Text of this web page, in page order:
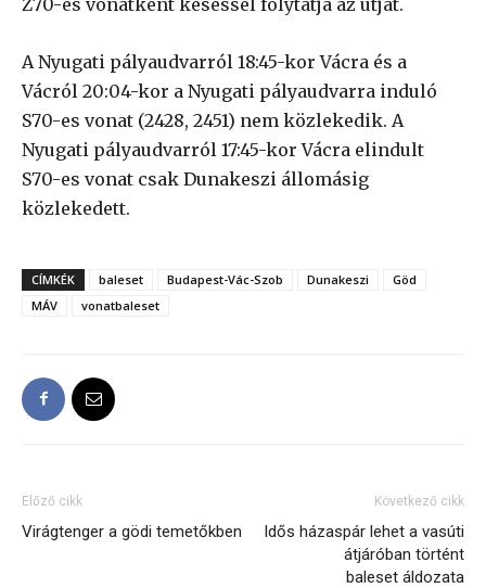
A Nyugati pályaudvarról 18:45-kor Vácra és a
Vácról 20:04-kor a Nyugati pályaudvarra induló
S70-es vonat (2428, 2451) nem közlekedik. A
Nyugati pályaudvarról 17:45-kor Vácra elindult
S70-es vonat csak Dunakeszi állomásig
közlekedett.
CÍMKÉK baleset Budapest-Vác-Szob Dunakeszi
Göd
MÁV
vonatbaleset
Előző cikk
Virágtenger a gödi temetőkben
Következő cikk
Idős házaspár lehet a vasúti
átjáróban történt
baleset áldozata